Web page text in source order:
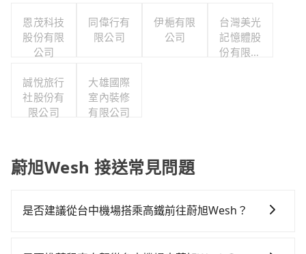
公司
恩茂科技
股份有限
公司
同偉行有
限公司
伊梔有限
公司
台灣美光
記憶體股
份有限公
誠悅旅行
社股份有
限公司
大雄國際
室內裝修
有限公司
蔚旭Wesh 接送常見問題
是否建議從台中機場搭乘高鐵前往蔚旭Wesh？